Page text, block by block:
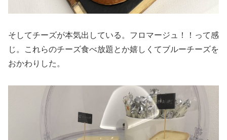
そしてチーズが本気出している。フロマージュ！！って感
じ。これらのチーズ食べ放題とか嬉しくてブルーチーズを
おかわりした。